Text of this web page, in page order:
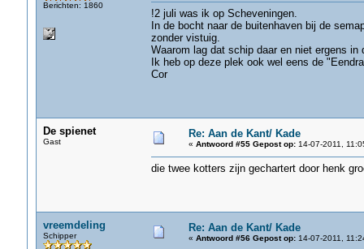
Berichten: 1860
!2 juli was ik op Scheveningen.
In de bocht naar de buitenhaven bij de
zonder vistuig.
Waarom lag dat schip daar en niet ergens
Ik heb op deze plek ook wel eens de
Cor
De spienet
Gast
Re: Aan de Kant/ Kade
« Antwoord #55 Gepost op:14-07-2011,
die twee kotters zijn gechartert door henk
vreemdeling
Schipper
Re: Aan de Kant/ Kade
« Antwoord #56 Gepost op:14-07-2011,